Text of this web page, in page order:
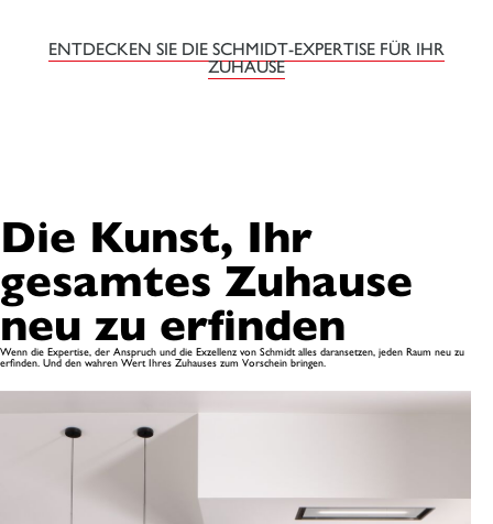
ENTDECKEN SIE DIE SCHMIDT-EXPERTISE FÜR IHR
ZUHAUSE
Die Kunst, Ihr
gesamtes Zuhause
neu zu erfinden
Wenn die Expertise, der Anspruch und die Exzellenz von Schmidt alles daransetzen, jeden Raum neu zu
erfinden. Und den wahren Wert Ihres Zuhauses zum Vorschein bringen.